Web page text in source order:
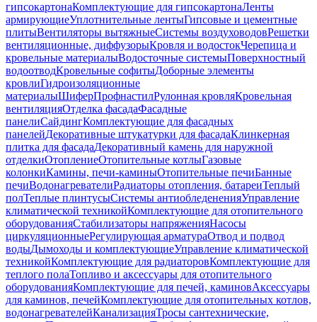
гипсокартонаКомплектующие для гипсокартонаЛенты
армирующиеУплотнительные лентыГипсовые и цементные
плитыВентиляторы вытяжныеСистемы воздуховодовРешетки
вентиляционные, диффузорыКровля и водостокЧерепица и
кровельные материалыВодосточные системыПоверхностный
водоотводКровельные софитыДоборные элементы
кровлиГидроизоляционные
материалыШиферПрофнастилРулонная кровляКровельная
вентиляцияОтделка фасадаФасадные
панелиСайдингКомплектующие для фасадных
панелейДекоративные штукатурки для фасадаКлинкерная
плитка для фасадаДекоративный камень для наружной
отделкиОтоплениеОтопительные котлыГазовые
колонкиКамины, печи-каминыОтопительные печиБанные
печиВодонагревателиРадиаторы отопления, батареиТеплый
полТеплые плинтусыСистемы антиобледененияУправление
климатической техникойКомплектующие для отопительного
оборудованияСтабилизаторы напряженияНасосы
циркуляционныеРегулирующая арматураОтвод и подвод
водыДымоходы и комплектующиеУправление климатической
техникойКомплектующие для радиаторовКомплектующие для
теплого полаТопливо и аксессуары для отопительного
оборудованияКомплектующие для печей, каминовАксессуары
для каминов, печейКомплектующие для отопительных котлов,
водонагревателейКанализацияТросы сантехнические,